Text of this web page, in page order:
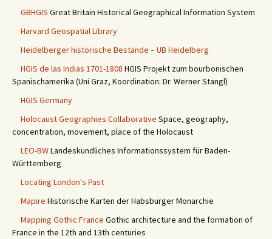
GBHGIS Great Britain Historical Geographical Information System
Harvard Geospatial Library
Heidelberger historische Bestände – UB Heidelberg
HGIS de las Indias 1701-1808 HGIS Projekt zum bourbonischen
Spanischamerika (Uni Graz, Koordination: Dr. Werner Stangl)
HGIS Germany
Holocaust Geographies Collaborative Space, geography,
concentration, movement, place of the Holocaust
LEO-BWLandeskundliches Informationssystem für Baden-
Württemberg
Locating London's Past
Mapire Historische Karten der Habsburger Monarchie
Mapping Gothic France Gothic architecture and the formation of
France in the 12th and 13th centuries